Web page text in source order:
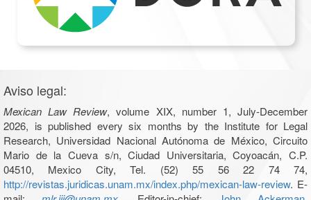
Aviso legal:
Mexican Law Review, volume XIX, number 1, July-December
2026, is published every six months by the Institute for Legal
Research, Universidad Nacional Autónoma de México, Circuito
Mario de la Cueva s/n, Ciudad Universitaria, Coyoacán, C.P.
04510, Mexico City, Tel. (52) 55 56 22 74 74,
http://revistas.juridicas.unam.mx/index.php/mexican-law-review. E-